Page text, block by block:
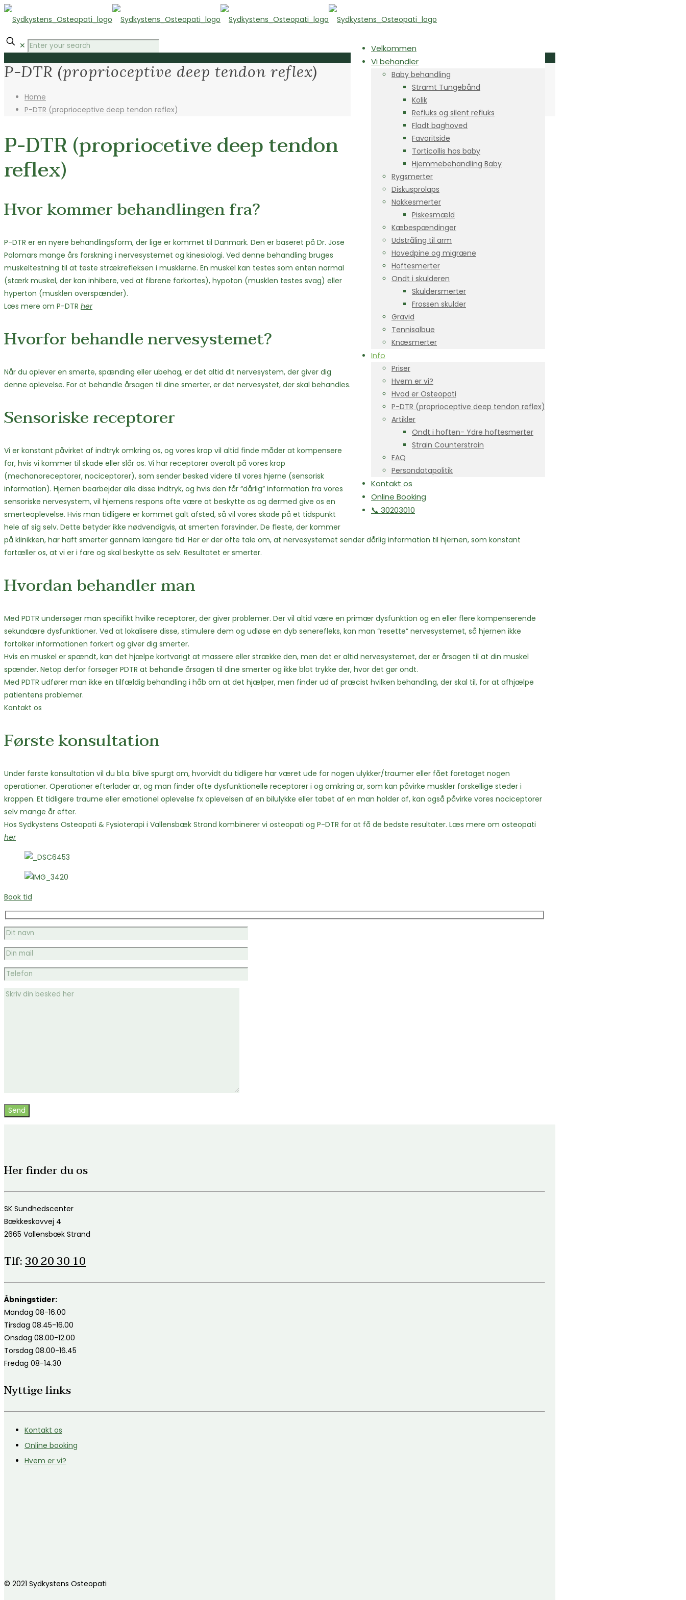
Velkommen
Vi behandler
Baby behandling
Stramt Tungebånd
Kolik
Refluks og silent refluks
Fladt baghoved
Favoritside
Torticollis hos baby
Hjemmebehandling Baby
Rygsmerter
Diskusprolaps
Nakkesmerter
Piskesmæld
Kæbespændinger
Udstråling til arm
Hovedpine og migræne
Hoftesmerter
Ondt i skulderen
Skuldersmerter
Frossen skulder
Gravid
Tennisalbue
Knæsmerter
Info
Priser
Hvem er vi?
Hvad er Osteopati
P-DTR (proprioceptive deep tendon reflex)
Artikler
Ondt i hoften- Ydre hoftesmerter
Strain Counterstrain
FAQ
Persondatapolitik
Kontakt os
Online Booking
📞 30203010
✕
P-DTR (proprioceptive deep tendon reflex)
Home
P-DTR (proprioceptive deep tendon reflex)
P-DTR (propriocetive deep tendon
reflex)
Hvor kommer behandlingen fra?
P-DTR er en nyere behandlingsform, der lige er kommet til Danmark. Den er baseret på Dr. Jose
Palomars mange års forskning i nervesystemet og kinesiologi. Ved denne behandling bruges
muskeltestning til at teste strækrefleksen i musklerne. En muskel kan testes som enten normal
(stærk muskel, der kan inhibere, ved at fibrene forkortes), hypoton (musklen testes svag) eller
hyperton (musklen overspænder).
Læs mere om P-DTR her
Hvorfor behandle nervesystemet?
Når du oplever en smerte, spænding eller ubehag, er det altid dit nervesystem, der giver dig
denne oplevelse. For at behandle årsagen til dine smerter, er det nervesystet, der skal behandles.
Sensoriske receptorer
Vi er konstant påvirket af indtryk omkring os, og vores krop vil altid finde måder at kompensere
for, hvis vi kommer til skade eller slår os. Vi har receptorer overalt på vores krop
(mechanoreceptorer, nociceptorer), som sender besked videre til vores hjerne (sensorisk
information). Hjernen bearbejder alle disse indtryk, og hvis den får “dårlig” information fra vores
sensoriske nervesystem, vil hjernens respons ofte være at beskytte os og dermed give os en
smerteoplevelse. Hvis man tidligere er kommet galt afsted, så vil vores skade på et tidspunkt
hele af sig selv. Dette betyder ikke nødvendigvis, at smerten forsvinder. De fleste, der kommer
på klinikken, har haft smerter gennem længere tid. Her er der ofte tale om, at nervesystemet sender dårlig information til hjernen, som konstant
fortæller os, at vi er i fare og skal beskytte os selv. Resultatet er smerter.
Hvordan behandler man
Med PDTR undersøger man specifikt hvilke receptorer, der giver problemer. Der vil altid være en primær dysfunktion og en eller flere kompenserende
sekundære dysfunktioner. Ved at lokalisere disse, stimulere dem og udløse en dyb senerefleks, kan man “resette” nervesystemet, så hjernen ikke
fortolker informationen forkert og giver dig smerter.
Hvis en muskel er spændt, kan det hjælpe kortvarigt at massere eller strække den, men det er altid nervesystemet, der er årsagen til at din muskel
spænder. Netop derfor forsøger PDTR at behandle årsagen til dine smerter og ikke blot trykke der, hvor det gør ondt.
Med PDTR udfører man ikke en tilfældig behandling i håb om at det hjælper, men finder ud af præcist hvilken behandling, der skal til, for at afhjælpe
patientens problemer.
Kontakt os
Første konsultation
Under første konsultation vil du bl.a. blive spurgt om, hvorvidt du tidligere har været ude for nogen ulykker/traumer eller fået foretaget nogen
operationer. Operationer efterlader ar, og man finder ofte dysfunktionelle receptorer i og omkring ar, som kan påvirke muskler forskellige steder i
kroppen. Et tidligere traume eller emotionel oplevelse fx oplevelsen af en bilulykke eller tabet af en man holder af, kan også påvirke vores nociceptorer
selv mange år efter.
Hos Sydkystens Osteopati & Fysioterapi i Vallensbæk Strand kombinerer vi osteopati og P-DTR for at få de bedste resultater. Læs mere om osteopati
her
Book tid
Her finder du os
SK Sundhedscenter
Bækkeskovvej 4
2665 Vallensbæk Strand
Tlf:30 20 30 10
Åbningstider:
Mandag 08-16.00
Tirsdag 08.45-16.00
Onsdag 08.00-12.00
Torsdag 08.00-16.45
Fredag 08-14.30
Nyttige links
Kontakt os
Online booking
Hvem er vi?
© 2021 Sydkystens Osteopati